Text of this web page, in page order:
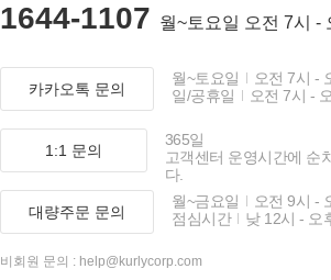
1644-1107 월~토요일 오전 7시 -
카카오톡 문의
월~토요일
오전 7시 -
일/공휴일
오전 7시 -
1:1 문의
365일
고객센터 운영시간에 순
다.
대량주문 문의
월~금요일
오전 9시 -
점심시간
낮 12시 - 오
비회원 문의 : help@kurlycorp.com